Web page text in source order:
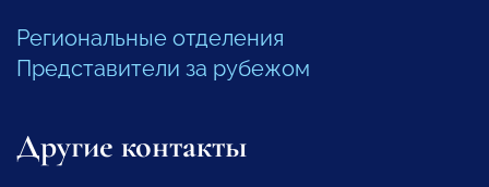
Региональные отделения
Представители за рубежом
Другие контакты